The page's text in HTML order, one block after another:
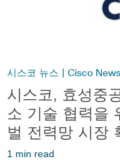
시스코 뉴스 | Cisco News
시스코, 효성중
소 기술 협력을
벌 전력망 시장
1 min read